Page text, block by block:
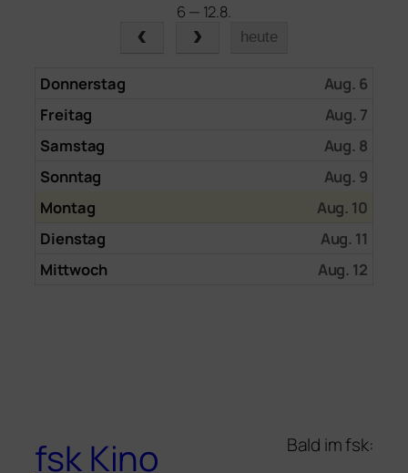
6 — 12.8.
heute
Donnerstag
Aug. 6
Freitag
Aug. 7
Samstag
Aug. 8
Sonntag
Aug. 9
Montag
Aug. 10
Dienstag
Aug. 11
Mittwoch
Aug. 12
fsk Kino Bald im fsk: